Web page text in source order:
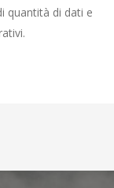
quantità di dati e